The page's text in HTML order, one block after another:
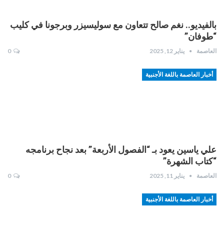
بالفيديو.. نغم صالح تتعاون مع سوليسيزر وبرجونا في كليب
“طوفان”
العاصمة يناير 12, 2025 0
أخبار العاصمة باللغة الأجنبية
علي ياسين يعود بـ “الفصول الأربعة” بعد نجاح برنامجه
“كتاب الشهرة”
العاصمة يناير 11, 2025 0
أخبار العاصمة باللغة الأجنبية